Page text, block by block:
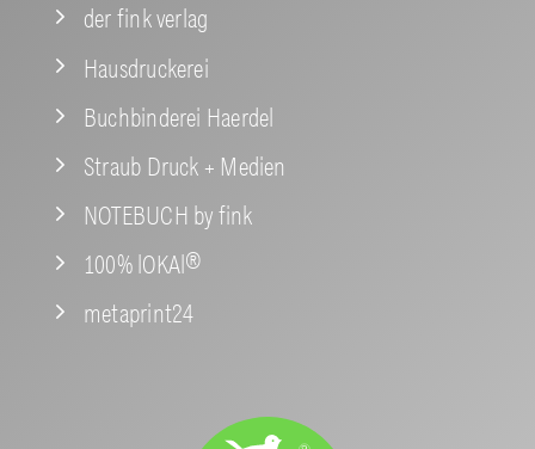
der fink verlag
Hausdruckerei
Buchbinderei Haerdel
Straub Druck + Medien
NOTEBUCH by fink
100% lOKAl®
metaprint24